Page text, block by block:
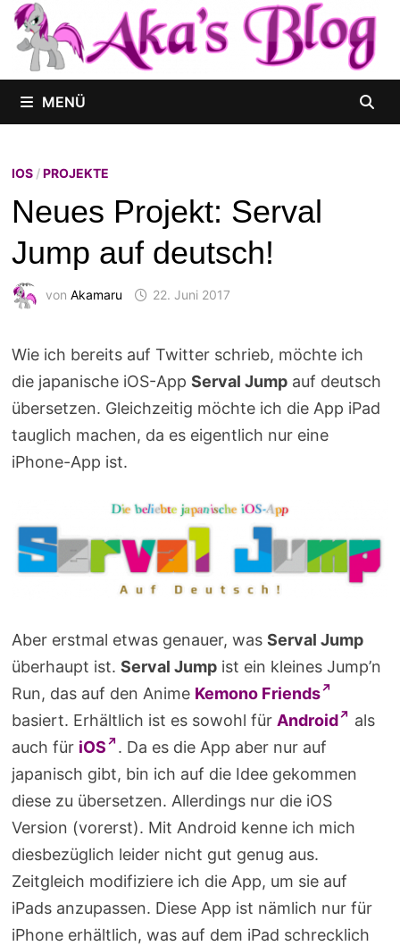
Zum
Inhalt
springen
MENÜ
IOS/PROJEKTE
Neues Projekt: Serval
Jump auf deutsch!
von Akamaru 22. Juni 2017
Wie ich bereits auf Twitter schrieb, möchte ich
die japanische iOS-App Serval Jumpauf deutsch
übersetzen. Gleichzeitig möchte ich die App iPad
tauglich machen, da es eigentlich nur eine
iPhone-App ist.
Aber erstmal etwas genauer, was Serval Jump
überhaupt ist. Serval Jumpist ein kleines Jump’n
Run, das auf den Anime Kemono Friends
basiert. Erhältlich ist es sowohl für Android
als
auch für iOS
. Da es die App aber nur auf
japanisch gibt, bin ich auf die Idee gekommen
diese zu übersetzen. Allerdings nur die iOS
Version (vorerst). Mit Android kenne ich mich
diesbezüglich leider nicht gut genug aus.
Zeitgleich modifiziere ich die App, um sie auf
iPads anzupassen. Diese App ist nämlich nur für
iPhone erhältlich, was auf dem iPad schrecklich